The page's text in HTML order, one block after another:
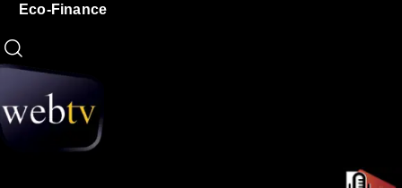
Eco-Finance